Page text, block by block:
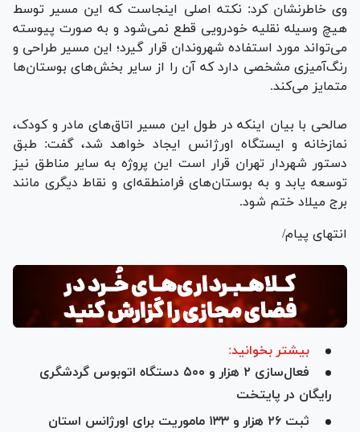
وی خاطرنشان کرد: نکته اصلی اینجاست که این مسیر توسط
هیچ وسیله نقلیه خودرویی قطع نمی‌شود و به صورت پیوسته
می‌تواند مورد استفاده شهروندان قرار گیرد؛ این مسیر طراحی و
رنگ‌آمیزی مشخصی دارد که آن را از سایر بخش‌های بوستان‌ها
متمایز می‌کند.
صالحی با بیان اینکه در طول این مسیر اتاق‌های مادر و کودک،
نمازخانه و ایستگاه اورژانس ایجاد خواهد شد، گفت: طبق
دستور شهردار تهران قرار است این پروژه به سایر مناطق نیز
توسعه یابد و به بوستان‌های فرامنطقه‌ای و نقاط دیگری مانند
برج میلاد ختم شود.
انتهای پیام/
بیشتر بخوانید:
فعال‌سازی ۲ هزار و ۵۰۰ دستگاه اتوبوس گردشگری
رایگان در پایتخت
ثبت ۲۶ هزار و ۱۳۳ ماموریت برای اورژانس استان